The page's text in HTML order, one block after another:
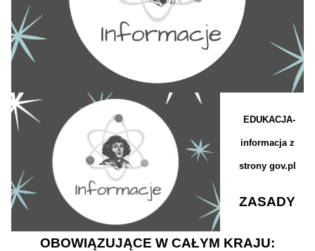
EDUKACJA-
informacja z
strony gov.pl
ZASADY
OBOWIĄZUJĄCE W CAŁYM KRAJU: